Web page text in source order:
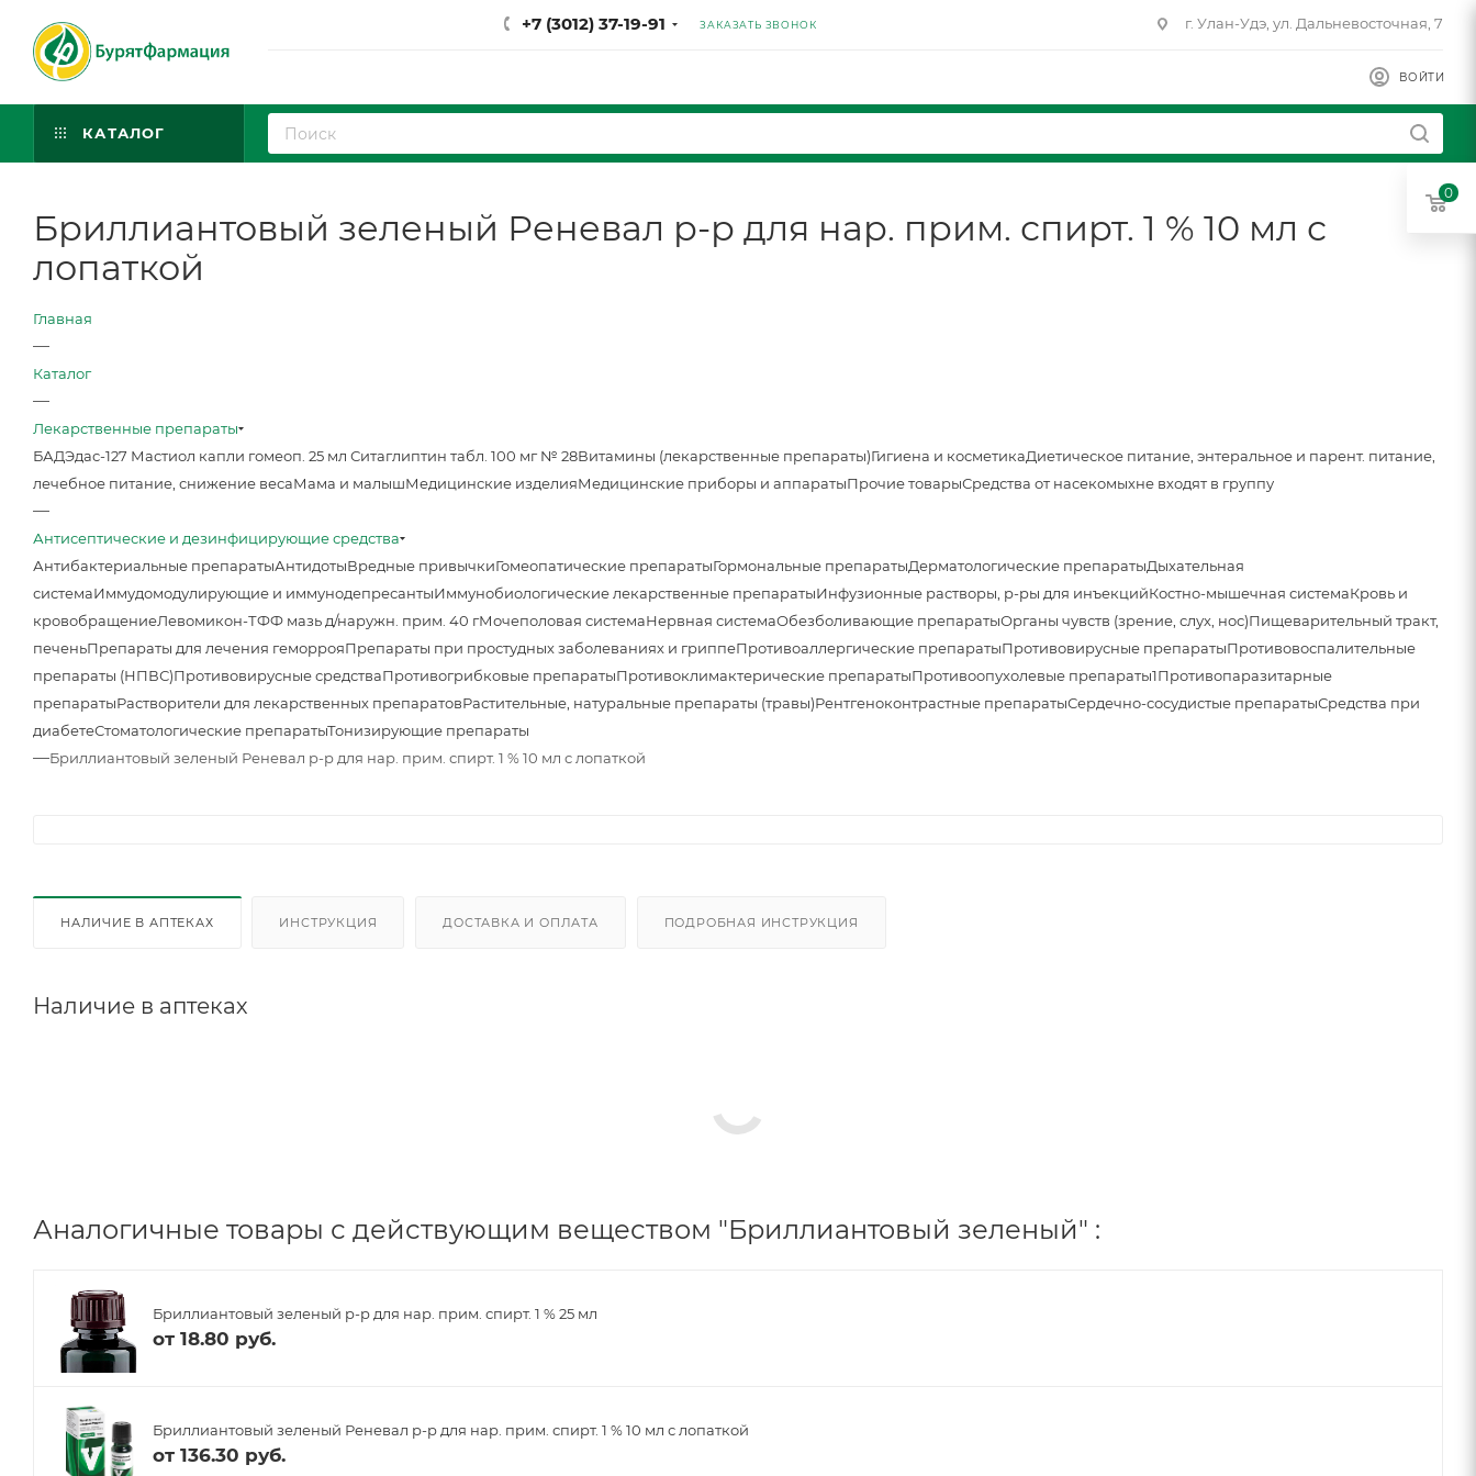
+7 (3012) 37-19-91 ЗАКАЗАТЬ ЗВОНОК г. Улан-Удэ, ул. Дальневосточная, 7
ВОЙТИ
КАТАЛОГ
Бриллиантовый зеленый Реневал р-р для нар. прим. спирт. 1 % 10 мл с
лопаткой
Главная
—
Каталог
—
Лекарственные препараты
БАДЭдас-127 Мастиол капли гомеоп. 25 мл Ситаглиптин табл. 100 мг № 28Витамины (лекарственные препараты)Гигиена и косметикаДиетическое питание, энтеральное и парент. питание,
лечебное питание, снижение весаМама и малышМедицинские изделияМедицинские приборы и аппаратыПрочие товарыСредства от насекомыхне входят в группу
—
Антисептические и дезинфицирующие средства
Антибактериальные препаратыАнтидотыВредные привычкиГомеопатические препаратыГормональные препаратыДерматологические препаратыДыхательная
системаИммудомодулирующие и иммунодепресантыИммунобиологические лекарственные препаратыИнфузионные растворы, р-ры для инъекцийКостно-мышечная системаКровь и
кровобращениеЛевомикон-ТФФ мазь д/наружн. прим. 40 гМочеполовая системаНервная системаОбезболивающие препаратыОрганы чувств (зрение, слух, нос)Пищеварительный тракт,
печеньПрепараты для лечения геморрояПрепараты при простудных заболеваниях и гриппеПротивоаллергические препаратыПротивовирусные препаратыПротивовоспалительные
препараты (НПВС)Противовирусные средстваПротивогрибковые препаратыПротивоклимактерические препаратыПротивоопухолевые препараты1Противопаразитарные
препаратыРастворители для лекарственных препаратовРастительные, натуральные препараты (травы)Рентгеноконтрастные препаратыСердечно-сосудистые препаратыСредства при
диабетеСтоматологические препаратыТонизирующие препараты
—Бриллиантовый зеленый Реневал р-р для нар. прим. спирт. 1 % 10 мл с лопаткой
НАЛИЧИЕ В АПТЕКАХ ИНСТРУКЦИЯ ДОСТАВКА И ОПЛАТА ПОДРОБНАЯ ИНСТРУКЦИЯ
Наличие в аптеках
Аналогичные товары с действующим веществом "Бриллиантовый зеленый" :
Бриллиантовый зеленый р-р для нар. прим. спирт. 1 % 25 мл
от 18.80 руб.
Бриллиантовый зеленый Реневал р-р для нар. прим. спирт. 1 % 10 мл с лопаткой
от 136.30 руб.
0